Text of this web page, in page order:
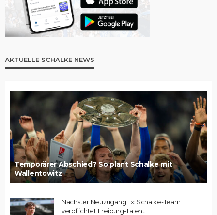
AKTUELLE SCHALKE NEWS
Temporärer Abschied? So plant Schalke mit
Wallentowitz
Nächster Neuzugang fix: Schalke-Team
verpflichtet Freiburg-Talent